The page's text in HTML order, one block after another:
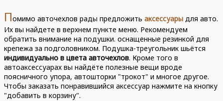
Помимо авточехлов рады предложитьаксессуары для авто.
Их вы найдете в верхнем пункте меню. Рекомендуем
обратить внимание на подушки. оснащенные резинкой для
крепежа за подголовником. Подушка-треугольник шьётся
индивидуально в цвета авточехлов. Кроме того в
автоаксессуарах вы найдёте полезные вещи вроде
поясничного упора, автошторки "трокот" и многое другое.
Чтобы заказать понравившийся аксессуар нажмите на кнопку
"добавить в корзину".